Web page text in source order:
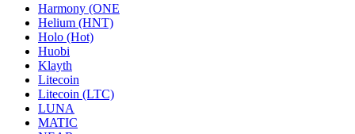
Harmony (ONE
Helium (HNT)
Holo (Hot)
Huobi
Klayth
Litecoin
Litecoin (LTC)
LUNA
MATIC